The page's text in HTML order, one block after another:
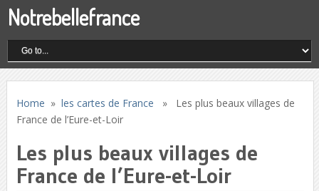
Notrebellefrance
Home » les cartes de France » Les plus beaux villages de
France de l’Eure-et-Loir
Les plus beaux villages de
France de l’Eure-et-Loir